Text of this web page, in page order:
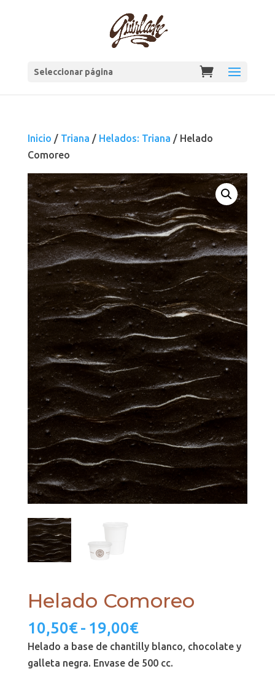
Seleccionar página
Inicio / Triana / Helados: Triana / Helado
Comoreo
Helado Comoreo
10,50€- 19,00€Rango
de
precios:
Helado a base de chantilly blanco, chocolate y
galleta negra. Envase de 500 cc.